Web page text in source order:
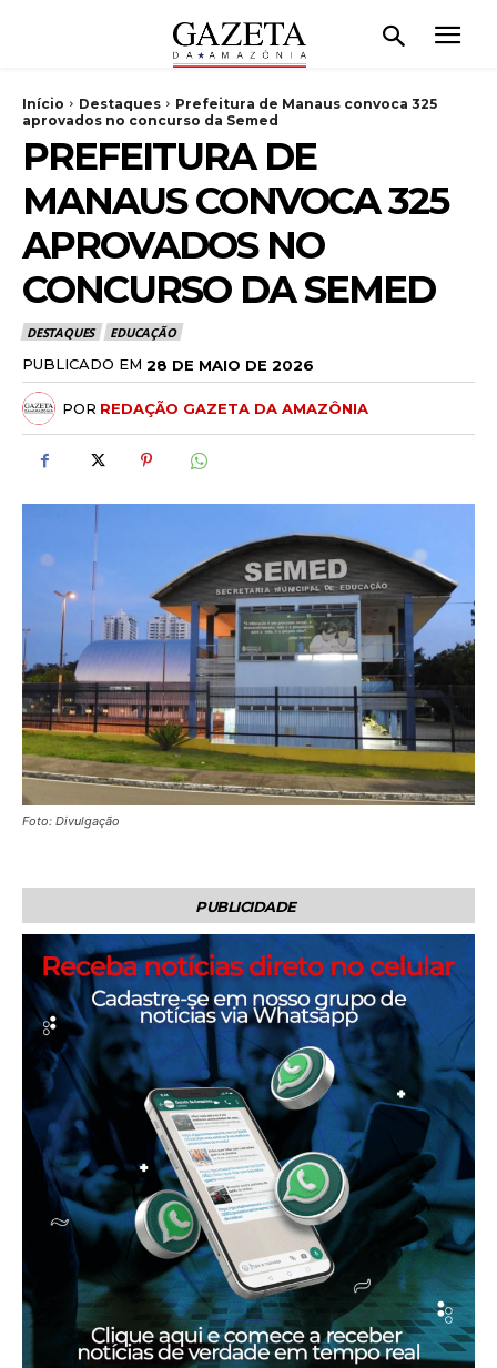
Início Destaques
Prefeitura de Manaus convoca 325
aprovados no concurso da Semed
PREFEITURA DE
MANAUS CONVOCA 325
APROVADOS NO
CONCURSO DA SEMED
DESTAQUES EDUCAÇÃO
PUBLICADO EM 28 DE MAIO DE 2026
POR REDAÇÃO GAZETA DA AMAZÔNIA
Foto: Divulgação
PUBLICIDADE